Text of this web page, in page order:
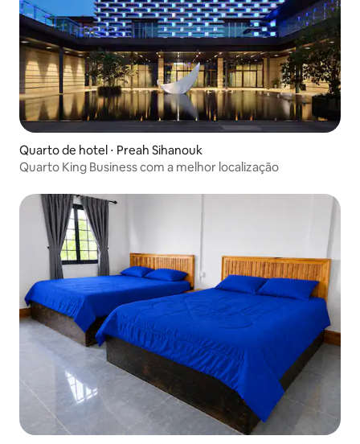
Quarto de hotel ⋅ Preah Sihanouk
Quarto King Business com a melhor localização